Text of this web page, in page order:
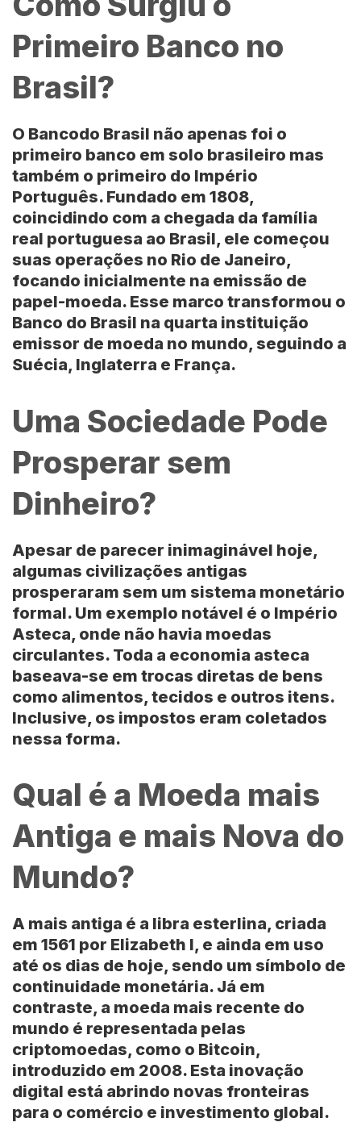
Primeiro Banco no
Brasil?
O Bancodo Brasil não apenas foi o
primeiro banco em solo brasileiro mas
também o primeiro do Império
Português. Fundado em 1808,
coincidindo com a chegada da família
real portuguesa ao Brasil, ele começou
suas operações no Rio de Janeiro,
focando inicialmente na emissão de
papel-moeda. Esse marco transformou o
Banco do Brasil na quarta instituição
emissor de moeda no mundo, seguindo a
Suécia, Inglaterra e França.
Uma Sociedade Pode
Prosperar sem
Dinheiro?
Apesar de parecer inimaginável hoje,
algumas civilizações antigas
prosperaram sem um sistema monetário
formal. Um exemplo notável é o Império
Asteca, onde não havia moedas
circulantes. Toda a economia asteca
baseava-se em trocas diretas de bens
como alimentos, tecidos e outros itens.
Inclusive, os impostos eram coletados
nessa forma.
Qual é a Moeda mais
Antiga e mais Nova do
Mundo?
A mais antiga é a libra esterlina, criada
em 1561 por Elizabeth I, e ainda em uso
até os dias de hoje, sendo um símbolo de
continuidade monetária. Já em
contraste, a moeda mais recente do
mundo é representada pelas
criptomoedas, como o Bitcoin,
introduzido em 2008. Esta inovação
digital está abrindo novas fronteiras
para o comércio e investimento global.